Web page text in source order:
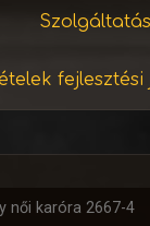
női karóra 2667-4